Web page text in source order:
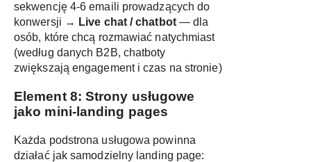
sekwencję 4-6 emaili prowadzących do
konwersji → Live chat / chatbot— dla
osób, które chcą rozmawiać natychmiast
(według danych B2B, chatboty
zwiększają engagement i czas na stronie)
Element 8: Strony usługowe
jako mini-landing pages
Każda podstrona usługowa powinna
działać jak samodzielny landing page: